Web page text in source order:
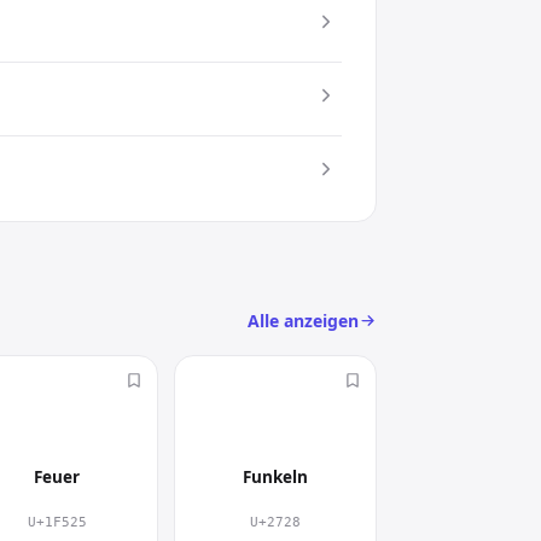
Alle anzeigen
Feuer
U+1F525
Funkeln
U+2728